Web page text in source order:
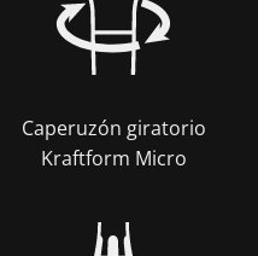
Caperuzón giratorio
Kraftform Micro